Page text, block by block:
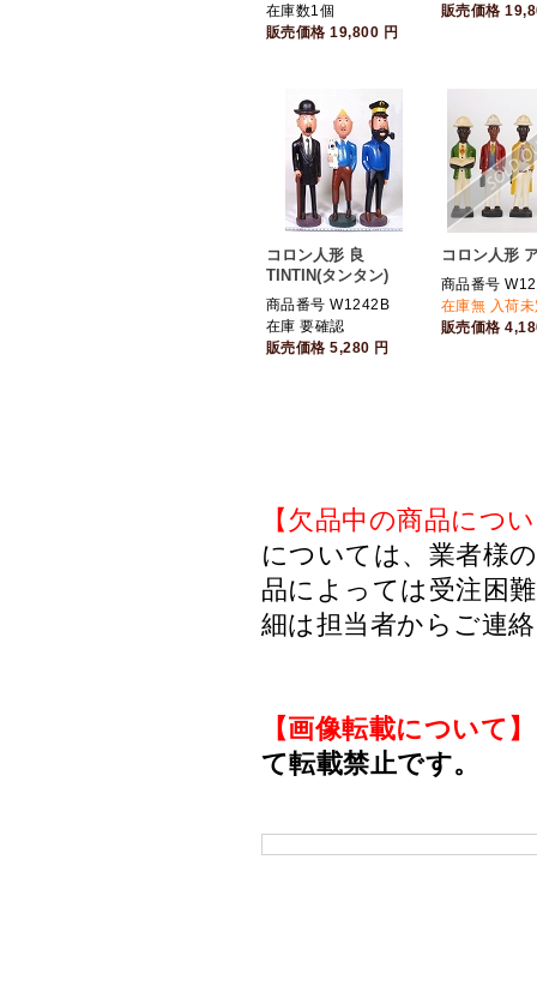
在庫数1個
販売価格19,800 円
販売価格
コロン人形 良
TINTIN(タンタン)
商品番号 W1242B
在庫 要確認
販売価格5,280 円
コロン人形
商品番号
在庫無 入荷
販売価格
【欠品中の商品につ
については、業者様
品によっては受注困
細は担当者からご連
【画像転載について】
て転載禁止です。